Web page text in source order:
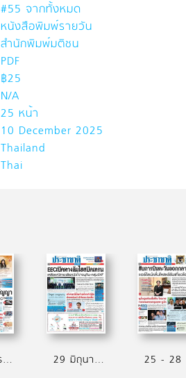
#55 จากทั้งหมด
หนังสือพิมพ์รายวัน
สำนักพิมพ์มติชน
PDF
฿25
N/A
25 หน้า
10 December 2025
Thailand
Thai
2 - 5 กรกฏาคม 2569 29 มิถุนายน - 1 กรกฏาคม 2569